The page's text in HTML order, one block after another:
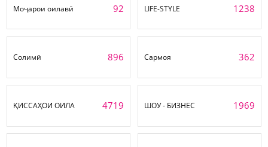
Моҷарои оилавӣ 92 LIFE-STYLE 1238
Солимӣ 896 Сармоя 362
ҚИССАҲОИ ОИЛА 4719 ШОУ - БИЗНЕС 1969